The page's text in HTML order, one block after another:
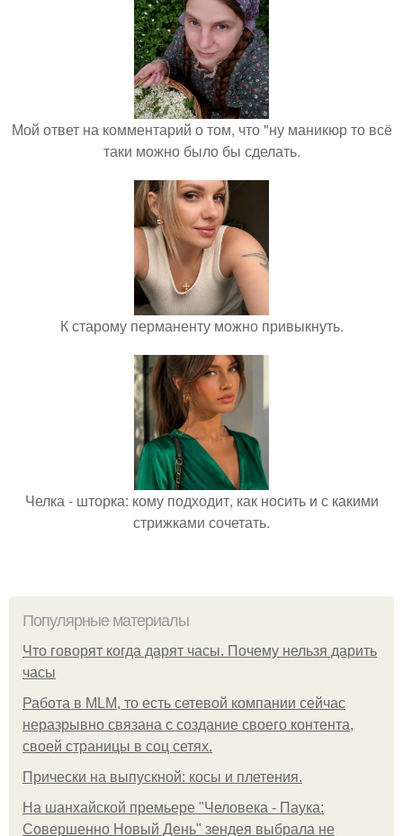
Мой ответ на комментарий о том, что "ну маникюр то всё
таки можно было бы сделать.
К старому перманенту можно привыкнуть.
Челка - шторка: кому подходит, как носить и с какими
стрижками сочетать.
Популярные материалы
Что говорят когда дарят часы. Почему нельзя дарить
часы
Работа в MLM, то есть сетевой компании сейчас
неразрывно связана с создание своего контента,
своей страницы в соц сетях.
Прически на выпускной: косы и плетения.
На шанхайской премьере "Человека - Паука:
Совершенно Новый День" зендея выбрала не